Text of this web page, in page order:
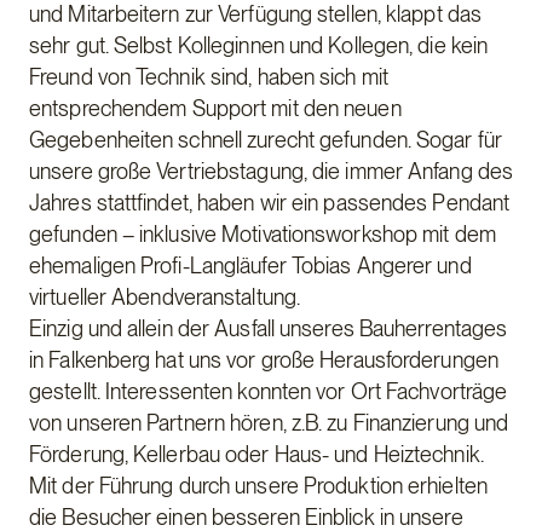
und Mitarbeitern zur Verfügung stellen, klappt das
sehr gut. Selbst Kolleginnen und Kollegen, die kein
Freund von Technik sind, haben sich mit
entsprechendem Support mit den neuen
Gegebenheiten schnell zurecht gefunden. Sogar für
unsere große Vertriebstagung, die immer Anfang des
Jahres stattfindet, haben wir ein passendes Pendant
gefunden – inklusive Motivationsworkshop mit dem
ehemaligen Profi-Langläufer Tobias Angerer und
virtueller Abendveranstaltung.
Einzig und allein der Ausfall unseres Bauherrentages
in Falkenberg hat uns vor große Herausforderungen
gestellt. Interessenten konnten vor Ort Fachvorträge
von unseren Partnern hören, z.B. zu Finanzierung und
Förderung, Kellerbau oder Haus- und Heiztechnik.
Mit der Führung durch unsere Produktion erhielten
die Besucher einen besseren Einblick in unsere